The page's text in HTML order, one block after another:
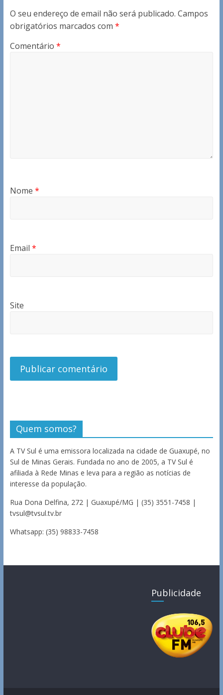
O seu endereço de email não será publicado. Campos
obrigatórios marcados com *
Comentário *
Nome *
Email *
Site
Quem somos?
A TV Sul é uma emissora localizada na cidade de Guaxupé, no
Sul de Minas Gerais. Fundada no ano de 2005, a TV Sul é
afiliada à Rede Minas e leva para a região as notícias de
interesse da população.
Rua Dona Delfina, 272 | Guaxupé/MG | (35) 3551-7458 |
tvsul@tvsul.tv.br
Whatsapp: (35) 98833-7458
Publicidade